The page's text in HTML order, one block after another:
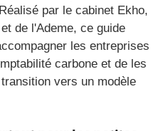
par le cabinet Ekho,
de l'Ademe, ce guide
les entreprises
carbone et de les
vers un modèle